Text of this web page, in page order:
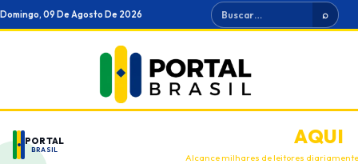
Ir
para
Domingo, 09 De Agosto De 2026 Buscar ⌕
PORTAL
BRASIL
ANUNCIEAQUI
Alcance milhares de leitores diariamente